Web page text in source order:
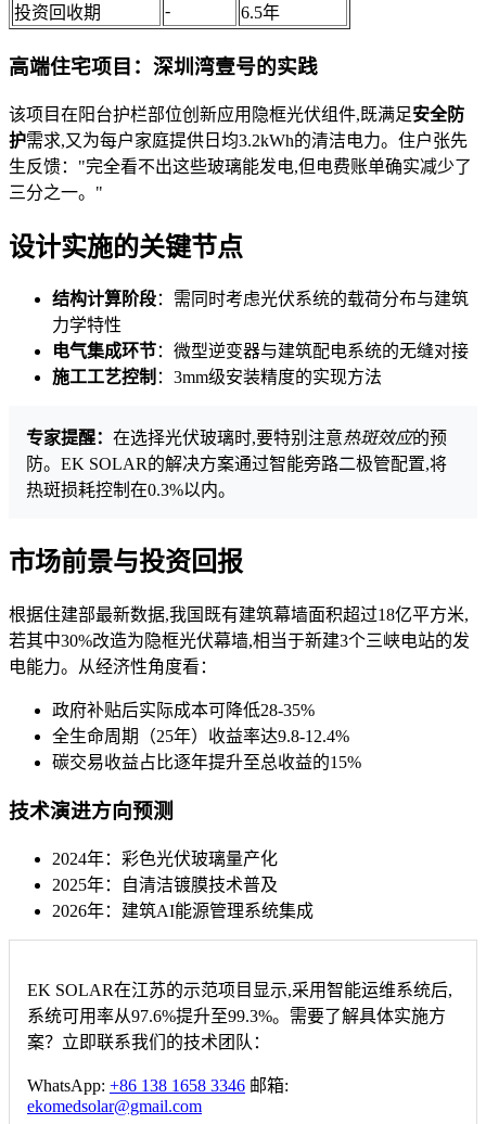
投资回收期
- 6.5年
高端住宅项目：深圳湾壹号的实践
该项目在阳台护栏部位创新应用隐框光伏组件,既满足安全防
护需求,又为每户家庭提供日均3.2kWh的清洁电力。住户张先
生反馈："完全看不出这些玻璃能发电,但电费账单确实减少了
三分之一。"
设计实施的关键节点
结构计算阶段：需同时考虑光伏系统的载荷分布与建筑
力学特性
电气集成环节：微型逆变器与建筑配电系统的无缝对接
施工工艺控制 ：3mm级安装精度的实现方法
专家提醒： 在选择光伏玻璃时,要特别注意热斑效应的预
防。EK SOLAR的解决方案通过智能旁路二极管配置,将
热斑损耗控制在0.3%以内。
市场前景与投资回报
根据住建部最新数据,我国既有建筑幕墙面积超过18亿平方米,
若其中30%改造为隐框光伏幕墙,相当于新建3个三峡电站的发
电能力。从经济性角度看：
政府补贴后实际成本可降低28-35%
全生命周期（25年）收益率达9.8-12.4%
碳交易收益占比逐年提升至总收益的15%
技术演进方向预测
2024年：彩色光伏玻璃量产化
2025年：自清洁镀膜技术普及
2026年：建筑AI能源管理系统集成
EK SOLAR在江苏的示范项目显示,采用智能运维系统后,
系统可用率从97.6%提升至99.3%。需要了解具体实施方
案？立即联系我们的技术团队：
WhatsApp: +86 138 1658 3346 邮箱:
ekomedsolar@gmail.com